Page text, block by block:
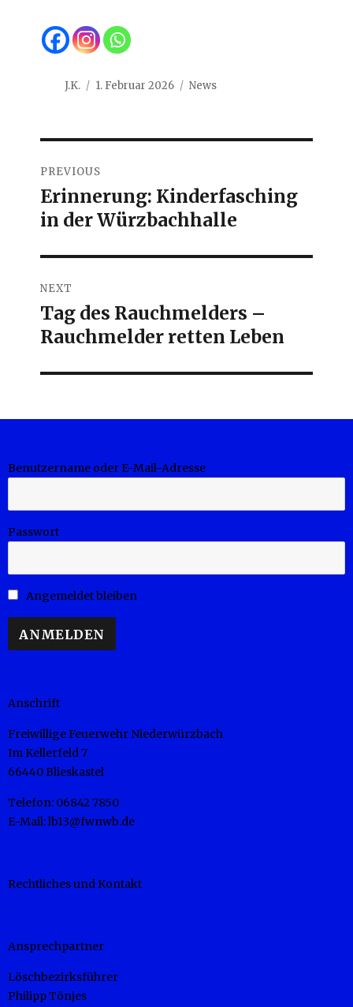
Author
J.K.
Posted
1. Februar 2026 Categories
News
PREVIOUS
Previous
post:
Erinnerung: Kinderfasching
in der Würzbachhalle
NEXT
Next
post:
Tag des Rauchmelders –
Rauchmelder retten Leben
Benutzername oder E-Mail-Adresse
Passwort
Angemeldet bleiben
Anschrift
Freiwillige Feuerwehr Niederwürzbach
Im Kellerfeld 7
66440 Blieskastel
Telefon: 06842 7850
E-Mail: lb13@fwnwb.de
Rechtliches und Kontakt
Ansprechpartner
Löschbezirksführer
Philipp Tönjes